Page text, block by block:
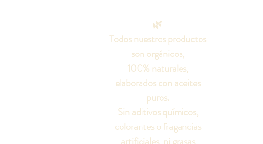
🌿
Todos nuestros productos
son orgánicos,
100% naturales,
elaborados con aceites
puros.
Sin aditivos químicos,
colorantes o fragancias